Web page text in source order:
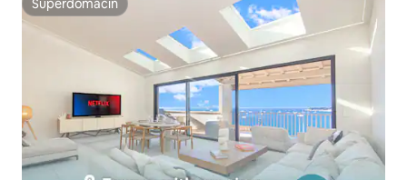
Superdomaćin
Superdomaćin